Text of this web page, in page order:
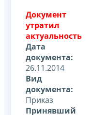
Документ
утратил
актуальность
Дата
документа:
26.11.2014
Вид
документа:
Приказ
Принявший